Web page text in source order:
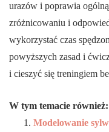
urazów i poprawia
zróżnicowaniu i
wykorzystać czas
powyższych zasad i
i cieszyć się treningiem
W tym temacie również:
Modelowanie